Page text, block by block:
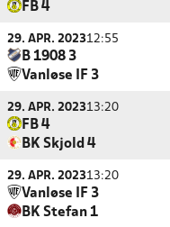
FB 4
29. APR. 202312:55
B 1908 3
Vanløse IF 3
29. APR. 202313:20
FB 4
BK Skjold 4
29. APR. 202313:20
Vanløse IF 3
BK Stefan 1